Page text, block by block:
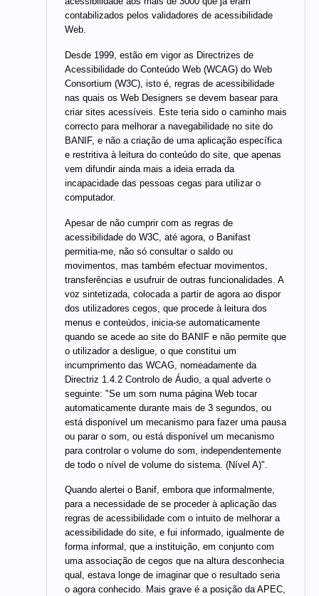
contabilizados pelos validadores de acessibilidade
Web.
Desde 1999, estão em vigor as Directrizes de
Acessibilidade do Conteúdo Web (WCAG) do Web
Consortium (W3C), isto é, regras de acessibilidade
nas quais os Web Designers se devem basear para
criar sites acessíveis. Este teria sido o caminho mais
correcto para melhorar a navegabilidade no site do
BANIF, e não a criação de uma aplicação específica
e restritiva à leitura do conteúdo do site, que apenas
vem difundir ainda mais a ideia errada da
incapacidade das pessoas cegas para utilizar o
computador.
Apesar de não cumprir com as regras de
acessibilidade do W3C, até agora, o Banifast
permitia-me, não só consultar o saldo ou
movimentos, mas também efectuar movimentos,
transferências e usufruir de outras funcionalidades. A
voz sintetizada, colocada a partir de agora ao dispor
dos utilizadores cegos, que procede à leitura dos
menus e conteúdos, inicia-se automaticamente
quando se acede ao site do BANIF e não permite que
o utilizador a desligue, o que constitui um
incumprimento das WCAG, nomeadamente da
Directriz 1.4.2 Controlo de Áudio, a qual adverte o
seguinte: "Se um som numa página Web tocar
automaticamente durante mais de 3 segundos, ou
está disponível um mecanismo para fazer uma pausa
ou parar o som, ou está disponível um mecanismo
para controlar o volume do som, independentemente
de todo o nível de volume do sistema. (Nível A)".
Quando alertei o Banif, embora que informalmente,
para a necessidade de se proceder à aplicação das
regras de acessibilidade com o intuito de melhorar a
acessibilidade do site, e fui informado, igualmente de
forma informal, que a instituição, em conjunto com
uma associação de cegos que na altura desconhecia
qual, estava longe de imaginar que o resultado seria
o agora conhecido. Mais grave é a posição da APEC,